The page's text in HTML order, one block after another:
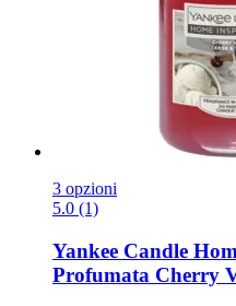
3 opzioni
5.0 (1)
Yankee Candle
Profumata Cherry